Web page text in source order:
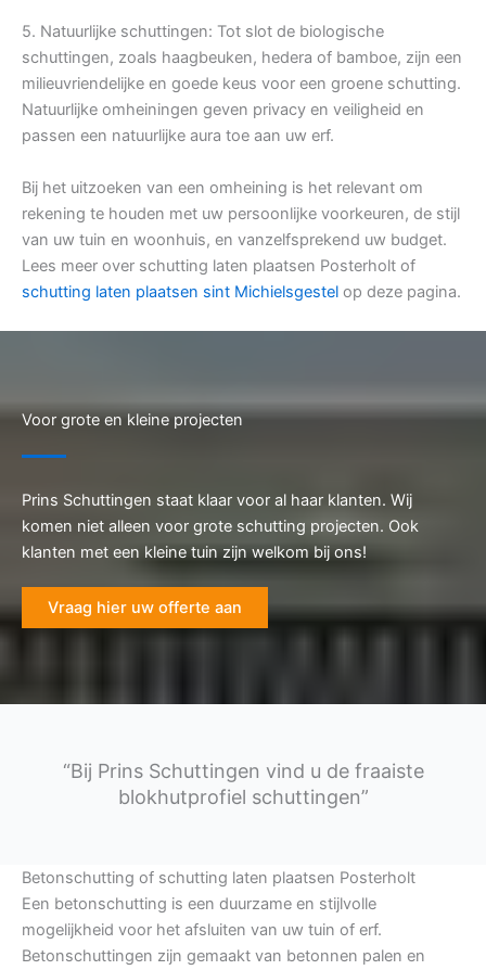
5. Natuurlijke schuttingen: Tot slot de biologische
schuttingen, zoals haagbeuken, hedera of bamboe, zijn een
milieuvriendelijke en goede keus voor een groene schutting.
Natuurlijke omheiningen geven privacy en veiligheid en
passen een natuurlijke aura toe aan uw erf.
Bij het uitzoeken van een omheining is het relevant om
rekening te houden met uw persoonlijke voorkeuren, de stijl
van uw tuin en woonhuis, en vanzelfsprekend uw budget.
Lees meer over schutting laten plaatsen Posterholt of
schutting laten plaatsen sint Michielsgestel op deze pagina.
Voor grote en kleine projecten
Prins Schuttingen staat klaar voor al haar klanten. Wij
komen niet alleen voor grote schutting projecten. Ook
klanten met een kleine tuin zijn welkom bij ons!
Vraag hier uw offerte aan
“Bij Prins Schuttingen vind u de fraaiste
blokhutprofiel schuttingen”
Betonschutting of schutting laten plaatsen Posterholt
Een betonschutting is een duurzame en stijlvolle
mogelijkheid voor het afsluiten van uw tuin of erf.
Betonschuttingen zijn gemaakt van betonnen palen en